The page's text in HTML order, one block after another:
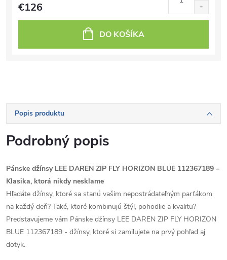
€126
DO KOŠÍKA
Popis produktu
Podrobný popis
Pánske džínsy LEE DAREN ZIP FLY HORIZON BLUE 112367189 –
Klasika, ktorá nikdy nesklame
Hľadáte džínsy, ktoré sa stanú vašim nepostrádateľným parťákom
na každý deň? Také, ktoré kombinujú štýl, pohodlie a kvalitu?
Predstavujeme vám Pánske džínsy LEE DAREN ZIP FLY HORIZON
BLUE 112367189 - džínsy, ktoré si zamilujete na prvý pohľad aj
dotyk.